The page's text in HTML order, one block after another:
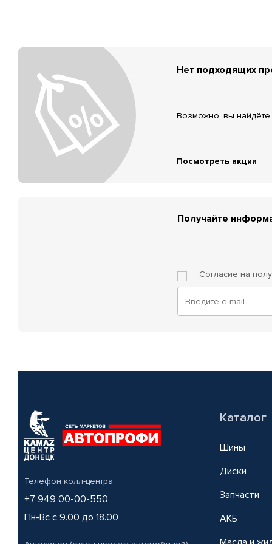
Нет подходящих
Возможно, вы найдёте
Посмотреть акции
Получайте
Согласие на
Телефон колл-центра
+7 949 00-00-550
Пн-Вс с 9.00 до 18.00
Каталог
Шины
Диски
Запчасти
АКБ